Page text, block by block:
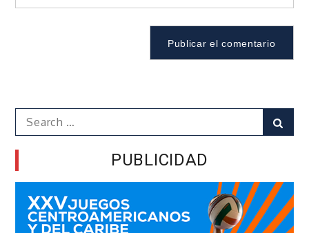
Search
for:
PUBLICIDAD